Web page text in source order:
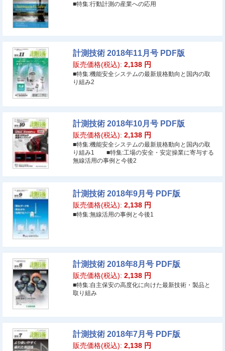
■特集:行動計測の産業への応用
計測技術 2018年11月号 PDF版
販売価格(税込): 2,138 円
■特集:機能安全システムの最新規格動向と国内の取
り組み2
計測技術 2018年10月号 PDF版
販売価格(税込): 2,138 円
■特集:機能安全システムの最新規格動向と国内の取
り組み1 ■特集:工場の安全・安定操業に寄与する
無線活用の事例と今後2
計測技術 2018年9月号 PDF版
販売価格(税込): 2,138 円
■特集:無線活用の事例と今後1
計測技術 2018年8月号 PDF版
販売価格(税込): 2,138 円
■特集:自主保安の高度化に向けた最新技術・製品と
取り組み
計測技術 2018年7月号 PDF版
販売価格(税込): 2,138 円